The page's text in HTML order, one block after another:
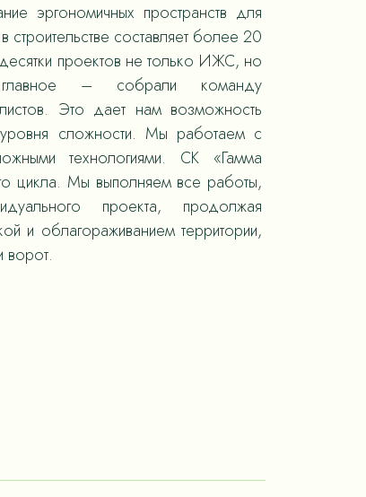
эргономичных пространств для
составляет более 20
проектов не только ИЖС, но
– собрали команду
Это дает нам возможность
уровня сложности. Мы работаем с
технологиями. СК «Гамма
цикла. Мы выполняем все работы,
проекта, продолжая
и облагораживанием территории,
ворот.